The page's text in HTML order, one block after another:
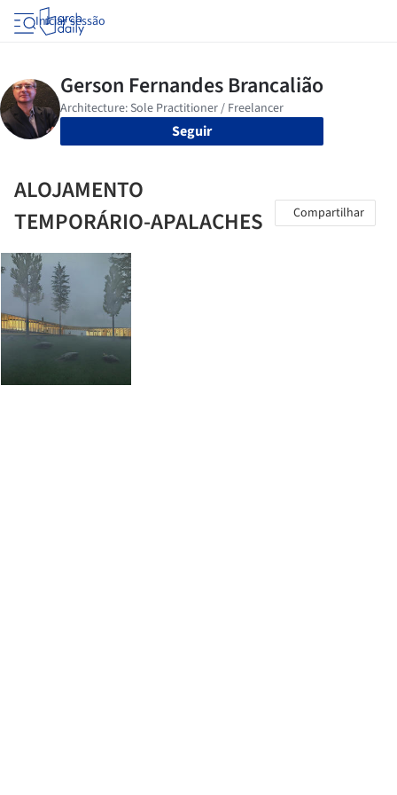
Iniciar sessão
Seguir
ALOJAMENTO
TEMPORÁRIO-APALACHES
Compartilhar